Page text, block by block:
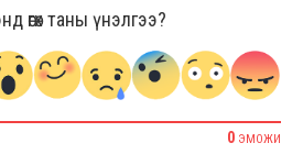
өгөх таны үнэлгээ?
0 ЭМОЖИ